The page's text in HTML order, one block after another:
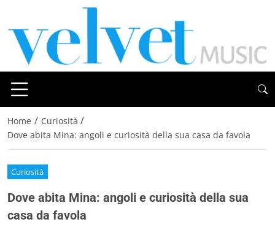
Home / Curiosità /
Dove abita Mina: angoli e curiosità della sua casa da favola
Curiosità
Dove abita Mina: angoli e curiosità della sua
casa da favola